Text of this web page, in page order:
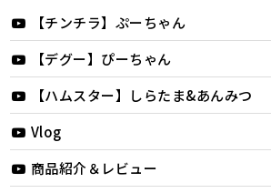
【チンチラ】ぷーちゃん
【デグー】ぴーちゃん
【ハムスター】しらたま&あんみつ
Vlog
商品紹介＆レビュー